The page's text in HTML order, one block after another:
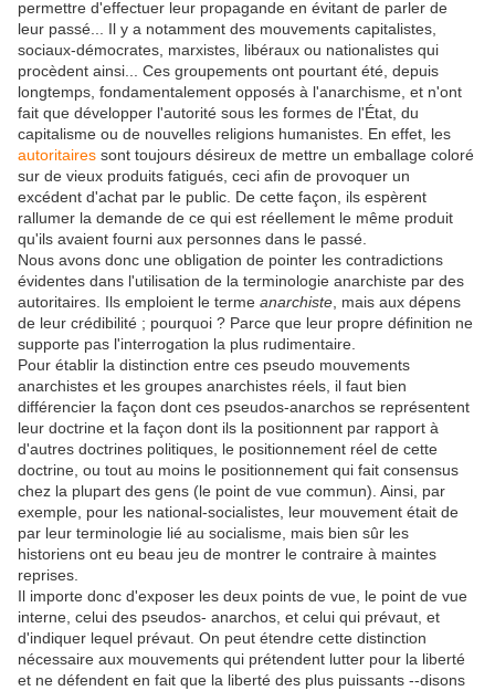
permettre d'effectuer leur propagande en évitant de parler de
leur passé... Il y a notamment des mouvements capitalistes,
sociaux-démocrates, marxistes, libéraux ou nationalistes qui
procèdent ainsi... Ces groupements ont pourtant été, depuis
longtemps, fondamentalement opposés à l'anarchisme, et n'ont
fait que développer l'autorité sous les formes de l'État, du
capitalisme ou de nouvelles religions humanistes. En effet, les
autoritaires sont toujours désireux de mettre un emballage coloré
sur de vieux produits fatigués, ceci afin de provoquer un
excédent d'achat par le public. De cette façon, ils espèrent
rallumer la demande de ce qui est réellement le même produit
qu'ils avaient fourni aux personnes dans le passé.
Nous avons donc une obligation de pointer les contradictions
évidentes dans l'utilisation de la terminologie anarchiste par des
autoritaires. Ils emploient le terme anarchiste , mais aux dépens
de leur crédibilité ; pourquoi ? Parce que leur propre définition ne
supporte pas l'interrogation la plus rudimentaire.
Pour établir la distinction entre ces pseudo mouvements
anarchistes et les groupes anarchistes réels, il faut bien
différencier la façon dont ces pseudos-anarchos se représentent
leur doctrine et la façon dont ils la positionnent par rapport à
d'autres doctrines politiques, le positionnement réel de cette
doctrine, ou tout au moins le positionnement qui fait consensus
chez la plupart des gens (le point de vue commun). Ainsi, par
exemple, pour les national-socialistes, leur mouvement était de
par leur terminologie lié au socialisme, mais bien sûr les
historiens ont eu beau jeu de montrer le contraire à maintes
reprises.
Il importe donc d'exposer les deux points de vue, le point de vue
interne, celui des pseudos- anarchos, et celui qui prévaut, et
d'indiquer lequel prévaut. On peut étendre cette distinction
nécessaire aux mouvements qui prétendent lutter pour la liberté
et ne défendent en fait que la liberté des plus puissants --disons